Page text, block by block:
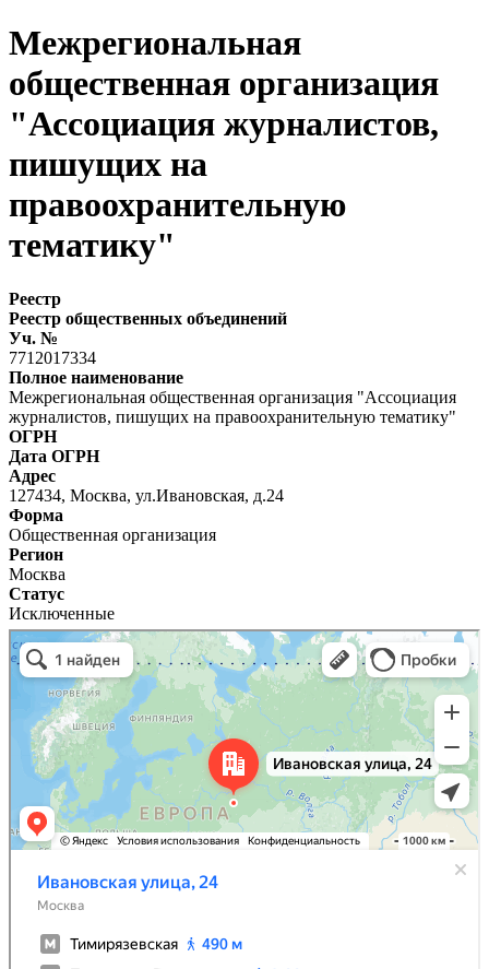
Межрегиональная
общественная организация
"Ассоциация журналистов,
пишущих на
правоохранительную
тематику"
Реестр
Реестр общественных объединений
Уч. №
7712017334
Полное наименование
Межрегиональная общественная организация "Ассоциация
журналистов, пишущих на правоохранительную тематику"
ОГРН
Дата ОГРН
Адрес
127434, Москва, ул.Ивановская, д.24
Форма
Общественная организация
Регион
Москва
Статус
Исключенные